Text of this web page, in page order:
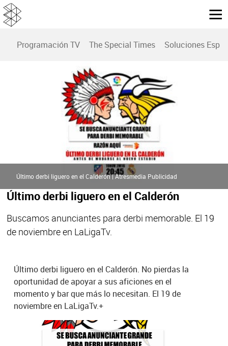
Programación TV The Special Times Soluciones
Último derbi liguero en el Calderón
Buscamos anunciantes para derbi memorable. El 19
de noviembre en LaLigaTv.
Último derbi liguero en el Calderón | Atresmedia Publicidad
Último derbi liguero en el Calderón. No pierdas la
oportunidad de apoyar a sus aficiones en el
momento y bar que más lo necesitan. El 19 de
noviembre en LaLigaTv.+